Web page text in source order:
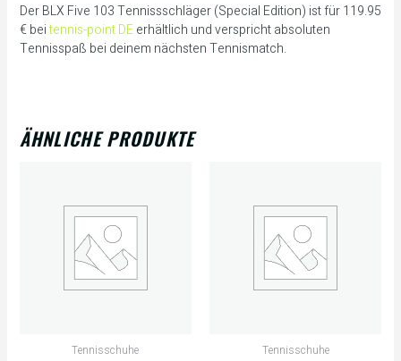
Der BLX Five 103 Tennissschläger (Special Edition) ist für 119.95
€ beitennis-point DEerhältlich und verspricht absoluten
Tennisspaß bei deinem nächsten Tennismatch.
ÄHNLICHE PRODUKTE
Tennisschuhe Tennisschuhe